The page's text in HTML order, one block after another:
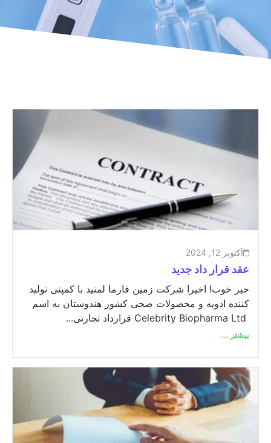
آکتوبر 12, 2024
عقد قرار داد جدید
خبر خوب! اخیرا شرکت زمین فارما لمتید با کمپنی تولید
کننده ادویه و محصولات صحی کشور هندوستان به اسم
بیشتر ...